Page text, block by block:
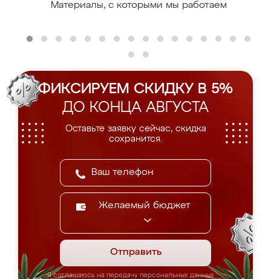
Материалы, с которыми мы работаем
ФИКСИРУЕМ СКИДКУ В 5%
ДО КОНЦА АВГУСТА
Оставьте заявку сейчас, скидка
сохранится.
Желаемый бюджет
Отправить
Я соглашаюсь на передачу персональных данных